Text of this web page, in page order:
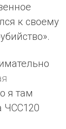
к своему
я там
ЧСС120